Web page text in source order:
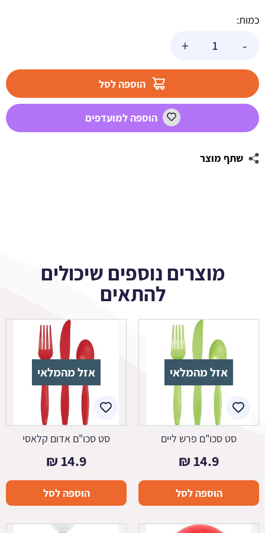
כמות:
-
פיג'יי
+
הוספה לסל
הוספה למועדפים
שתף מוצר
מוצרים נוספים שיכולים
להתאים
אזל מהמלאי
סט סכו"ם פרש ליים
14.9
₪
הוספה לסל
אזל מהמלאי
סט סכו"ם אדום קלאסי
14.9
₪
הוספה לסל